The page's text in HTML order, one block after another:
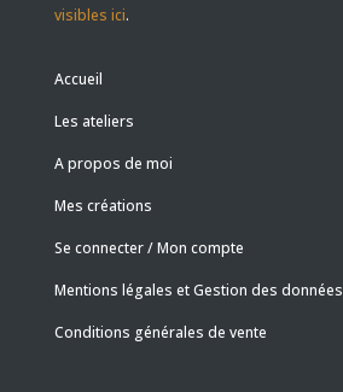
visibles ici.
Accueil
Les ateliers
A propos de moi
Mes créations
Se connecter / Mon compte
Mentions légales et Gestion des données
Conditions générales de vente